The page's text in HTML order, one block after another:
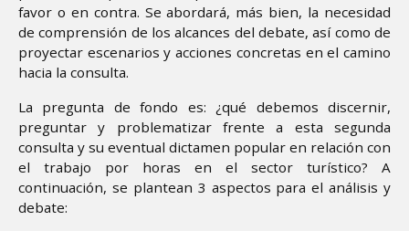
favor o en contra. Se abordará, más bien, la necesidad
de comprensión de los alcances del debate, así como de
proyectar escenarios y acciones concretas en el camino
hacia la consulta.
La pregunta de fondo es: ¿qué debemos discernir,
preguntar y problematizar frente a esta segunda
consulta y su eventual dictamen popular en relación con
el trabajo por horas en el sector turístico? A
continuación, se plantean 3 aspectos para el análisis y
debate: